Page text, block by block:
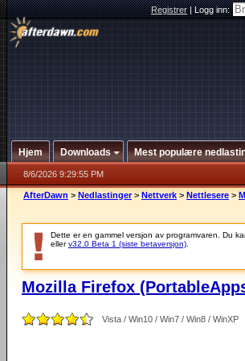
Registrer|Logg inn:
Hjem Downloads Mest populære
8/6/2026 9:29:55 PM
AfterDawn > Nedlastinger > Nettverk > Nettlesere >
Dette er en gammel versjon av programvaren. Du
ellerv32.0 Beta 1 (siste betaversjon)
Mozilla Firefox
Vista / Win10 / Win7 / Win8 / WinXP